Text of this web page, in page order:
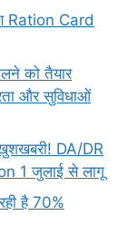
Ration Card
को तैयार
और सुविधाओं
खुशखबरी! DA/DR
1 जुलाई से लागू
है 70%